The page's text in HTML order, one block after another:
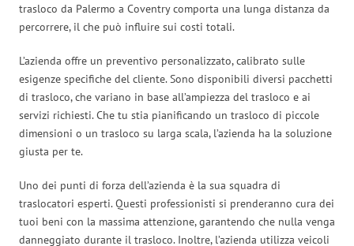
trasloco da Palermo a Coventry comporta una lunga distanza da
percorrere, il che può influire sui costi totali.
L’azienda offre un preventivo personalizzato, calibrato sulle
esigenze specifiche del cliente. Sono disponibili diversi pacchetti
di trasloco, che variano in base all’ampiezza del trasloco e ai
servizi richiesti. Che tu stia pianificando un trasloco di piccole
dimensioni o un trasloco su larga scala, l’azienda ha la soluzione
giusta per te.
Uno dei punti di forza dell’azienda è la sua squadra di
traslocatori esperti. Questi professionisti si prenderanno cura dei
tuoi beni con la massima attenzione, garantendo che nulla venga
danneggiato durante il trasloco. Inoltre, l’azienda utilizza veicoli